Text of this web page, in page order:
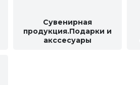
Сувенирная
продукция.Подарки и
акссесуары